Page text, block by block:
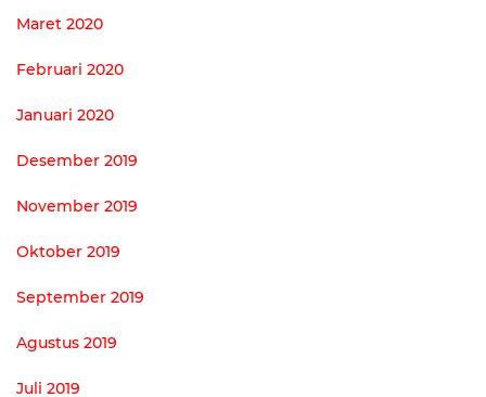
Maret 2020
Februari 2020
Januari 2020
Desember 2019
November 2019
Oktober 2019
September 2019
Agustus 2019
Juli 2019